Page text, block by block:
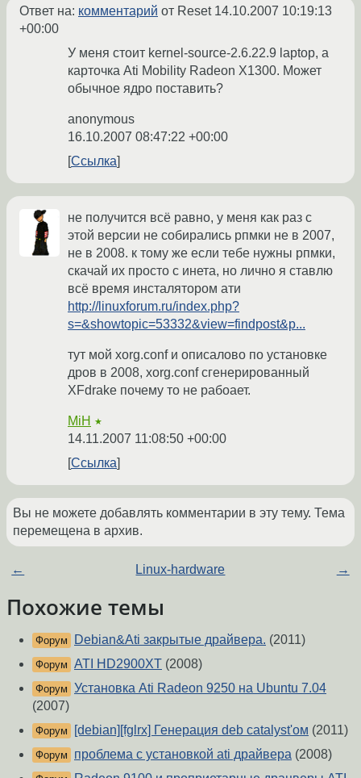
Ответ на: комментарий от Reset 14.10.2007 10:19:13
+00:00
У меня стоит kernel-source-2.6.22.9 laptop, а
карточка Ati Mobility Radeon X1300. Mожет
обычное ядро поставить?
anonymous
16.10.2007 08:47:22 +00:00
Ссылка
не получится всё равно, у меня как раз с
этой версии не собирались рпмки не в 2007,
не в 2008. к тому же если тебе нужны рпмки,
скачай их просто с инета, но лично я ставлю
всё время инсталятором ати
http://linuxforum.ru/index.php?
s=&showtopic=53332&view=findpost&p...
тут мой xorg.conf и описалово по установке
дров в 2008, xorg.conf сгенерированный
XFdrake почему то не рабоает.
MiH ★
14.11.2007 11:08:50 +00:00
Ссылка
Вы не можете добавлять комментарии в эту тему. Тема
перемещена в архив.
← Linux-hardware →
Похожие темы
Форум Debian&Ati закрытые драйвера. (2011)
Форум ATI HD2900XT (2008)
Форум Установка Ati Radeon 9250 на Ubuntu 7.04
(2007)
Форум [debian][fglrx] Генерация deb catalyst'ом (2011)
Форум проблема с установкой ati драйвера (2008)